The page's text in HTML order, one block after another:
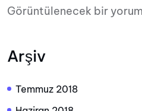
Görüntülenecek bir
Arşiv
Temmuz 2018